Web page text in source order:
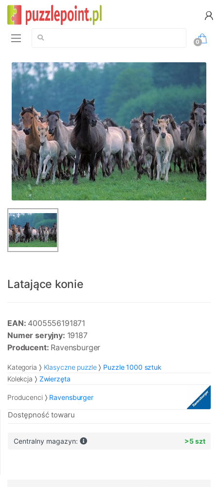
Szukaj:
0
Latające konie
EAN: 4005556191871
Numer seryjny: 19187
Producent: Ravensburger
Kategoria Klasyczne puzzle
Puzzle 1000 sztuk
Kolekcja
Zwierzęta
Producenci Ravensburger
Dostępność towaru
Centralny magazyn: >5 szt